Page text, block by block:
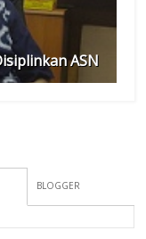
ASN
BLOGGER